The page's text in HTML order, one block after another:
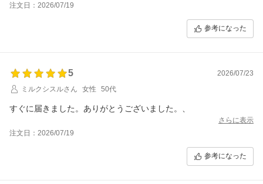
注文日：2026/07/19
参考になった
5
2026/07/23
ミルクシスルさん
女性 50代
すぐに届きました。ありがとうございました。、
さらに表示
注文日：2026/07/19
参考になった